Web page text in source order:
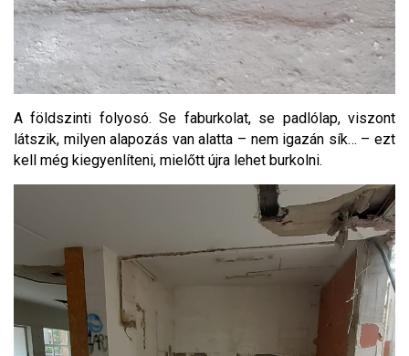
A földszinti folyosó. Se faburkolat, se padlólap, viszont
látszik, milyen alapozás van alatta – nem igazán sík… – ezt
kell még kiegyenlíteni, mielőtt újra lehet burkolni.